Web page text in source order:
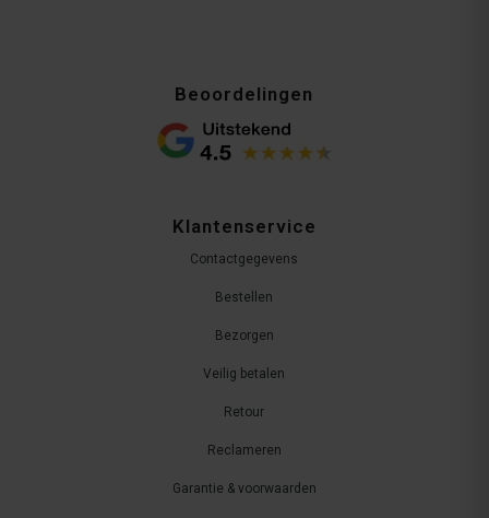
Beoordelingen
Klantenservice
Contactgegevens
Bestellen
Bezorgen
Veilig betalen
Retour
Reclameren
Garantie & voorwaarden